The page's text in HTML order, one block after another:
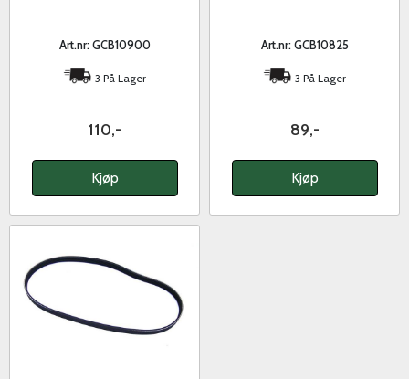
Art.nr: GCB10900
3 På Lager
110,-
Kjøp
Art.nr: GCB10825
3 På Lager
89,-
Kjøp